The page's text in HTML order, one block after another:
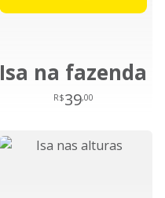
Isa na fazenda
R$39,00